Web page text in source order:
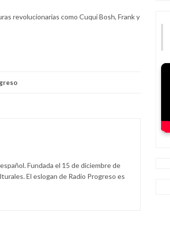
revolucionarias como Cuqui Bosh, Frank y
Fundada el 15 de diciembre de
El eslogan de Radio Progreso es